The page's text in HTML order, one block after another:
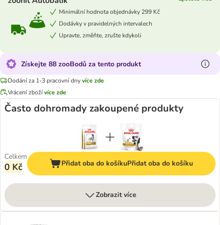
Minimální hodnota objednávky 299 Kč
Dodávky v pravidelných intervalech
Upravte, změňte, zrušte kdykoli
Získejte 88 zooBodů za tento produkt
Dodání za 1-3 pracovní dnyvíce zde
Vrácení zbožívíce zde
Často dohromady zakoupené produkty
Celkem
0 Kč Přidat oba do košíkuPřidat oba do košíku
Zobrazit více